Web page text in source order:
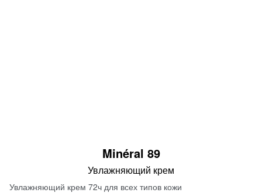
Minéral 89
Увлажняющий крем
Увлажняющий крем 72ч для всех типов кожи